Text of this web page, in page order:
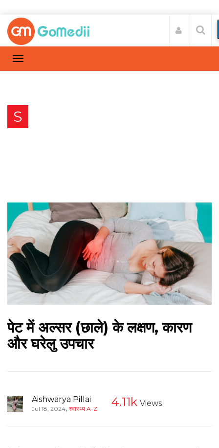
S
पेट में अल्सर (छाले) के लक्षण, कारण
और घरेलु उपचार
Aishwarya Pillai
Jul 18, 2024, स्वास्थ्य A-Z 4.11k Views